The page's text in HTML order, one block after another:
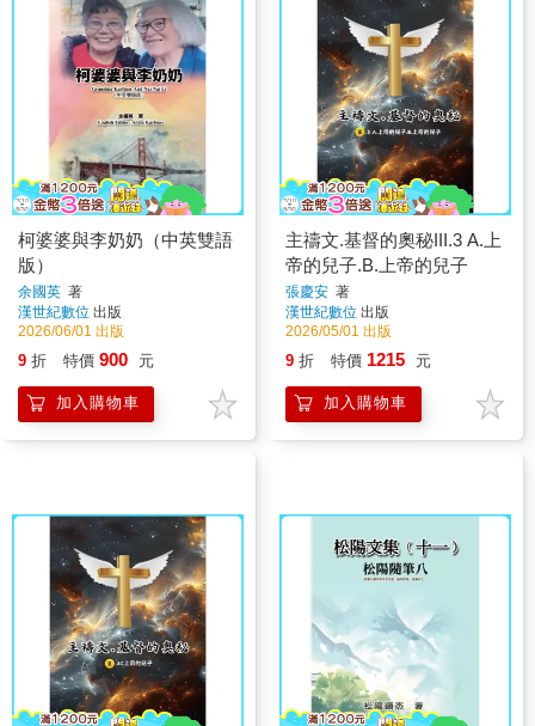
柯婆婆與李奶奶（中英雙語
版）
余國英 著
漢世紀數位 出版
2026/06/01 出版
9 折 特價 900 元
加入購物車
主禱文.基督的奧秘III.3 A.上
帝的兒子.B.上帝的兒子
張慶安 著
漢世紀數位 出版
2026/05/01 出版
9 折 特價 1215 元
加入購物車